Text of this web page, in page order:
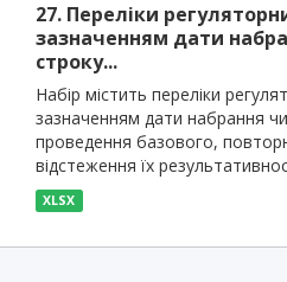
27. Переліки
зазначенням дати
строку...
Набір містить переліки
зазначенням дати набрання
проведення базового,
відстеження їх
XLSX